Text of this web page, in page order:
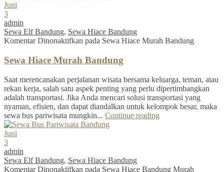
Juni
3
admin
Sewa Elf Bandung, Sewa Hiace Bandung
Komentar Dinonaktifkan pada Sewa Hiace Murah Bandung
Sewa Hiace Murah Bandung
Saat merencanakan perjalanan wisata bersama keluarga, teman, atau
rekan kerja, salah satu aspek penting yang perlu dipertimbangkan
adalah transportasi. Jika Anda mencari solusi transportasi yang
nyaman, efisien, dan dapat diandalkan untuk kelompok besar, maka
sewa bus pariwisata mungkin... Continue reading
Juni
3
admin
Sewa Elf Bandung, Sewa Hiace Bandung
Komentar Dinonaktifkan pada Sewa Hiace Bandung Murah